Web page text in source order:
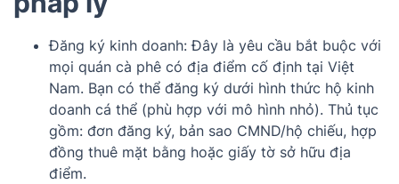
Đăng ký kinh doanh: Đây là yêu cầu bắt buộc với
mọi quán cà phê có địa điểm cố định tại Việt
Nam. Bạn có thể đăng ký dưới hình thức hộ kinh
doanh cá thể (phù hợp với mô hình nhỏ). Thủ tục
gồm: đơn đăng ký, bản sao CMND/hộ chiếu, hợp
đồng thuê mặt bằng hoặc giấy tờ sở hữu địa
điểm.